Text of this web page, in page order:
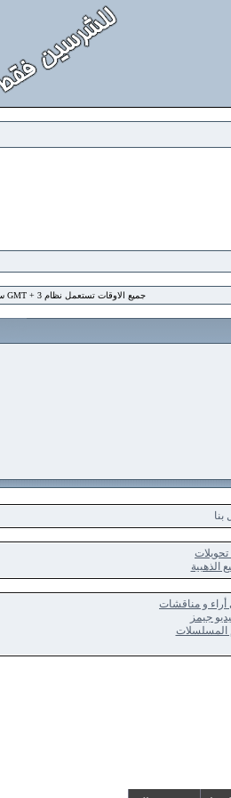
جميع الاوقات تستعمل نظام GMT + 3 ساعة
مناقشات